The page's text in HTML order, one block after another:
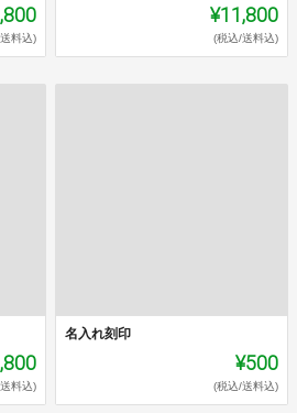
料込)
¥11,800
(税込/送料込)
料込)
名入れ刻印
¥500
(税込/送料込)